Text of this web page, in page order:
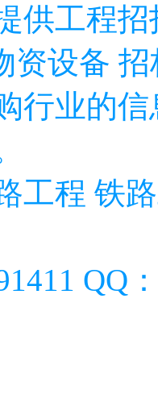
供工程
资设备
行业的
工程 铁
QQ